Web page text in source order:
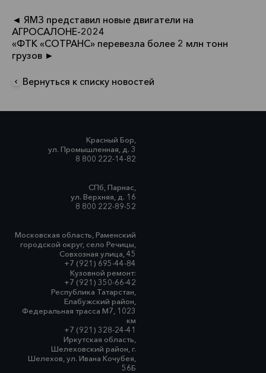
◄ ЯМЗ представил новые двигатели на
АГРОСАЛОНЕ-2024
«ФТК «СОТРАНС» перевезла более 2 млн тонн
грузов ►
Вернуться к списку новостей
Красный Бор,
ул. Промышленная, д. 3
8 800 222-14-82
СПб, Парнас,
ул. Верхняя, д. 16
8 800 222-89-52
Московская область, Раменский
городской округ, село Речицы,
Совхозная улица, 45
+7 (921) 695-44-84
Кузовной ремонт:
+7 (921) 350-66-42
Республика Татарстан,
Елабужский район,
Федеральная трасса М7, 1023
км
+7 (921) 328-24-41
Иркутская область,
Шелеховский район, г.
Шелехов, ул. Ивана Кочубея,
56Б